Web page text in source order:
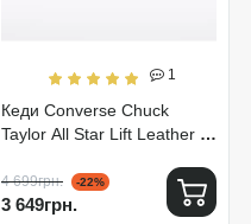
1
Кеди Converse Chuck
Taylor All Star Lift Leather Hi
4 699грн. -22%
3 649грн.